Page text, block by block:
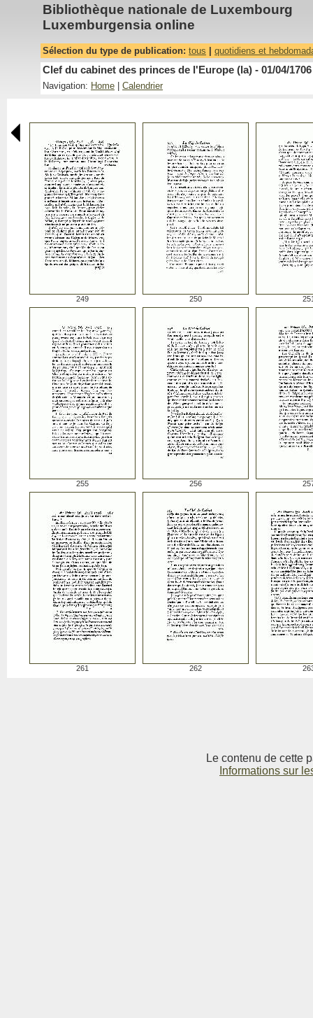
Bibliothèque nationale de Luxembourg
Luxemburgensia online
Sélection du type de publication: tous quotidiens et
Clef du cabinet des princes de l'Europe (la) - 01/04/1706
Navigation: Home Calendrier
249 250
255 256
261 262
Le contenu de cette
Informations sur